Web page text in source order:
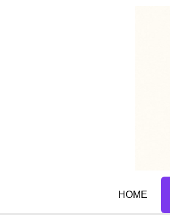
HOME